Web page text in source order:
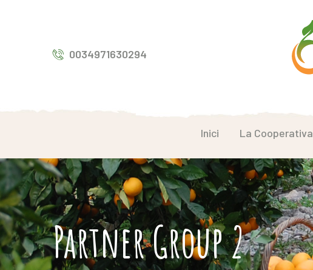
0034971630294
Inici La Cooperativa
Partner Group 2